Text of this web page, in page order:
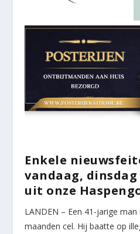
Enkele
vandaag, dinsdag
uit onze
LANDEN – Een 41-jarige
maanden cel. Hij baatte op